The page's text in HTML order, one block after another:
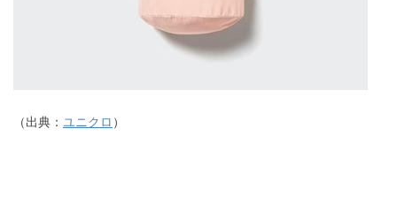
（出典： ユニクロ ）